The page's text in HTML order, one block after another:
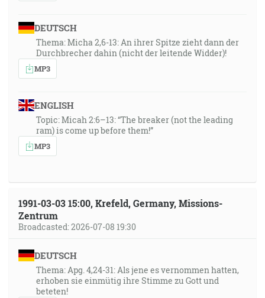
DEUTSCH
Thema: Micha 2,6-13: An ihrer Spitze zieht dann der
Durchbrecher dahin (nicht der leitende Widder)!
MP3
ENGLISH
Topic: Micah 2:6–13: “The breaker (not the leading
ram) is come up before them!”
MP3
1991-03-03 15:00, Krefeld, Germany, Missions-
Zentrum
Broadcasted: 2026-07-08 19:30
DEUTSCH
Thema: Apg. 4,24-31: Als jene es vernommen hatten,
erhoben sie einmütig ihre Stimme zu Gott und
beteten!